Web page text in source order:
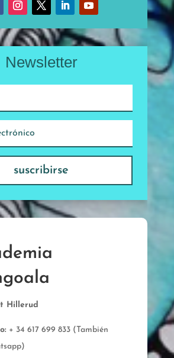
Newsletter
suscribirse
Hillerud
+ 34 617 699 833 (También